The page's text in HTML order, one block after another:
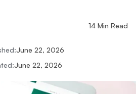
14 Min Read
June 22, 2026
June 22, 2026